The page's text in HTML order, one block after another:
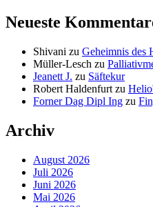
Neueste
Shivani zu Geheimnis des
Müller-Lesch zu
Jeanett J. zu Säftekur
Robert Haldenfurt zu
Forner Dag Dipl Ing zu
Archiv
August 2026
Juli 2026
Juni 2026
Mai 2026